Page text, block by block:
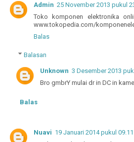
Admin 25 November 2013 pukul
Toko komponen elektronika
www.tokopedia.com/
Balas
Balasan
Unknown 3 Desember 2013
Bro gmbrY mulai dr in DC in
Balas
Nuavi 19 Januari 2014 pukul 09.11